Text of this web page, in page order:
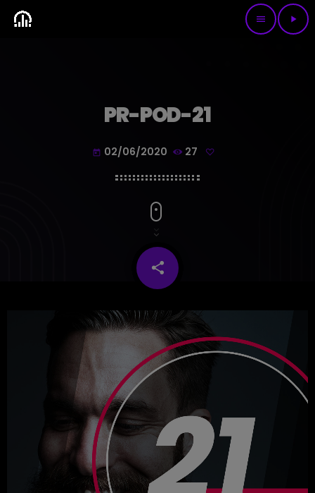
menu play_arrow
PR-POD-21
today 02/06/2020 27
share
email